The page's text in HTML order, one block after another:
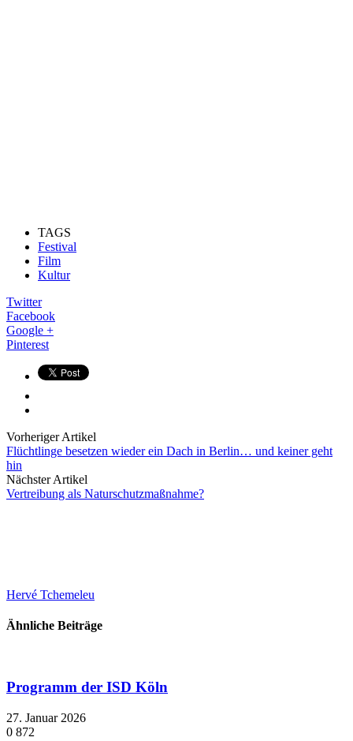
TAGS
Festival
Film
Kultur
Twitter
Facebook
Google +
Pinterest
Vorheriger Artikel
Flüchtlinge besetzen wieder ein Dach in Berlin… und keiner geht
hin
Nächster Artikel
Vertreibung als Naturschutzmaßnahme?
Hervé Tchemeleu
Ähnliche Beiträge
Programm der ISD Köln
27. Januar 2026
0 872